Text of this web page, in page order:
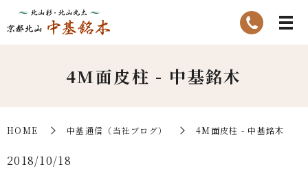
4M面皮柱 - 中基銘木
HOME 中基通信（当社ブログ） 4M面皮柱 - 中基銘木
2018/10/18